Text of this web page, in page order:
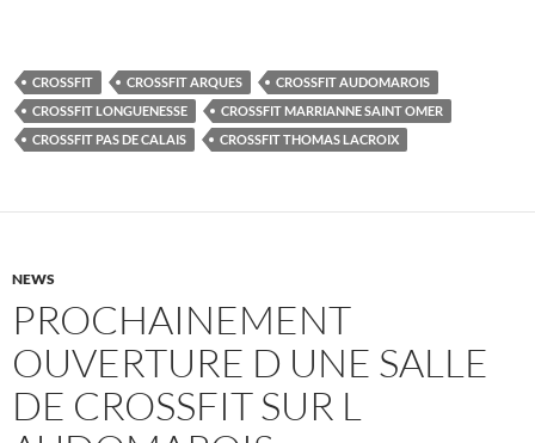
CROSSFIT CROSSFIT ARQUES
CROSSFIT AUDOMAROIS
CROSSFIT LONGUENESSE
CROSSFIT MARRIANNE SAINT OMER
CROSSFIT PAS DE CALAIS
CROSSFIT THOMAS LACROIX
NEWS
PROCHAINEMENT
OUVERTURE D UNE SALLE
DE CROSSFIT SUR L